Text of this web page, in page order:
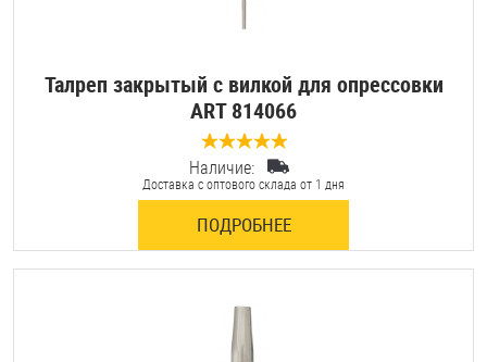
Талреп закрытый с вилкой для опрессовки
ART 814066
0 отзывов
Наличие:
Доставка с оптового склада от 1 дня
ПОДРОБНЕЕ